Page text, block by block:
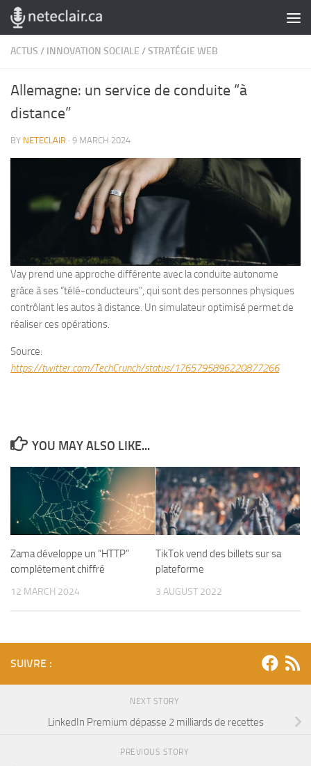
Skip to content
ACTUS / INNOVATION SOCIALE /STRATÉGIE WEB
Allemagne: un service de conduite “à
distance”
BY NETECLAIR · 9 MARCH 2024
Vay prend une approche différente avec la conduite autonome
grâce à ses “télé-conducteurs”, qui sont des personnes physiques
contrôlant les autos à distance. Un simulateur optimisé permet de
réaliser ces opérations.
Source:
https://twitter.com/TechCrunch/status/1765795896220877266
YOU MAY ALSO LIKE...
Zama développe un “HTTP”
complétement chiffré
12 MARCH 2024
TikTok vend des billets sur sa
plateforme
3 AUGUST 2022
SUIVRE :
NEXT STORY
LinkedIn Premium dépasse 2 milliards de recettes
PREVIOUS STORY